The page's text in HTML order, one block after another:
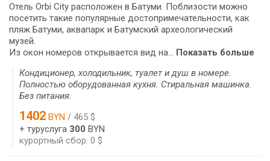
Отель Orbi City расположен в Батуми. Поблизости можно
посетить такие популярные достопримечательности, как
пляж Батуми, аквапарк и Батумский археологический
музей.
Из окон номеров открывается вид на... Показать больше
Кондиционер, холодильник, туалет и душ в номере.
Полностью оборудованная кухня. Стиральная машинка.
Без питания.
1402 BYN / 465 $
+ туруслуга 300 BYN
курортный сбор: 0 $